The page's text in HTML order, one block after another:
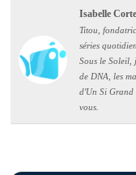
Isabelle
Titou,
séries
Sous le Soleil,
de DNA, les
d'Un Si Grand
vous.